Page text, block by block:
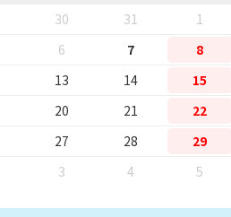
30 31 1
6 7 8
13 14 15
20 21 22
27 28 29
3 4 5